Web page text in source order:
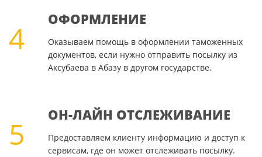
4
ОФОРМЛЕНИЕ
Оказываем помощь в оформлении таможенных
документов, если нужно отправить посылку из
Аксубаева в Абазу в другом государстве.
5
ОН-ЛАЙН ОТСЛЕЖИВАНИЕ
Предоставляем клиенту информацию и доступ к
сервисам, где он может отслеживать посылку.